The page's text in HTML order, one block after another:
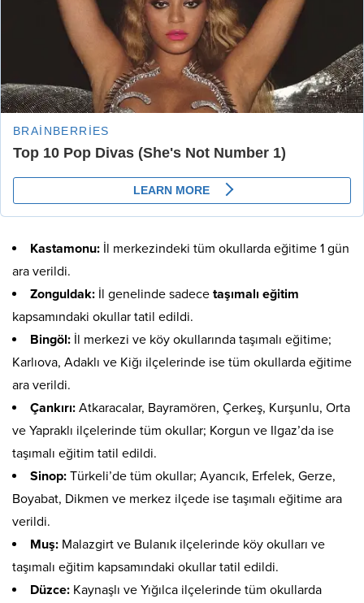
Kastamonu: İl merkezindeki tüm okullarda eğitime 1 gün
ara verildi.
Zonguldak: İl genelinde sadece taşımalı eğitim
kapsamındaki okullar tatil edildi.
Bingöl: İl merkezi ve köy okullarında taşımalı eğitime;
Karlıova, Adaklı ve Kiğı ilçelerinde ise tüm okullarda eğitime
ara verildi.
Çankırı: Atkaracalar, Bayramören, Çerkeş, Kurşunlu, Orta
ve Yapraklı ilçelerinde tüm okullar; Korgun ve Ilgaz’da ise
taşımalı eğitim tatil edildi.
Sinop: Türkeli’de tüm okullar; Ayancık, Erfelek, Gerze,
Boyabat, Dikmen ve merkez ilçede ise taşımalı eğitime ara
verildi.
Muş: Malazgirt ve Bulanık ilçelerinde köy okulları ve
taşımalı eğitim kapsamındaki okullar tatil edildi.
Düzce: Kaynaşlı ve Yığılca ilçelerinde tüm okullarda